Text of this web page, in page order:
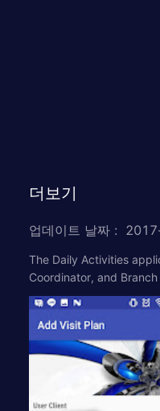
더보기
업데이트 날짜 :
The Daily Activities
Coordinator, and